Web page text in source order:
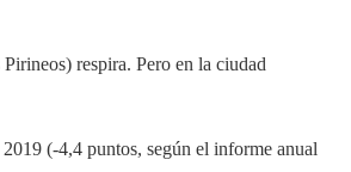
respira. Pero en la ciudad
(-4,4 puntos, según el informe anual